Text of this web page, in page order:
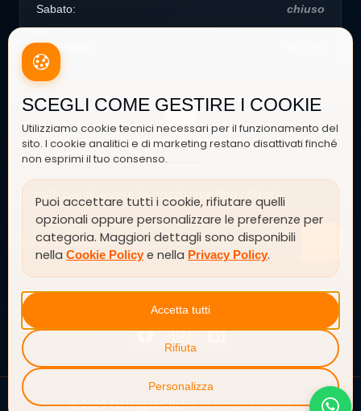
SCEGLI COME GESTIRE I COOKIE
Utilizziamo cookie tecnici necessari per il funzionamento del
sito. I cookie analitici e di marketing restano disattivati finché
non esprimi il tuo consenso.
Puoi accettare tutti i cookie, rifiutare quelli
opzionali oppure personalizzare le preferenze per
categoria. Maggiori dettagli sono disponibili
nella Cookie Policy e nella Privacy Policy.
Accetta tutti
Rifiuta
Personalizza
Sabato: chiuso
Domenica:
Newsletter
Iscriviti per ricevere le nostre migliori offerte
SEGUICI SU
© 2026 NoleggioClick•P. IVA: 03374750788